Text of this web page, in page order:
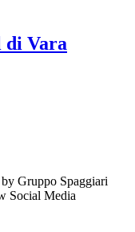
Gruppo Spaggiari
Social Media